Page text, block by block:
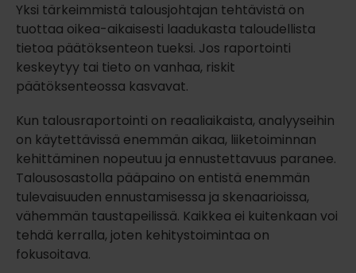
Yksi tärkeimmistä talousjohtajan tehtävistä on
tuottaa oikea-aikaisesti laadukasta taloudellista
tietoa päätöksenteon tueksi. Jos raportointi
keskeytyy tai tieto on vanhaa, riskit
päätöksenteossa kasvavat.
Kun talousraportointi on reaaliaikaista, analyyseihin
on käytettävissä enemmän aikaa, liiketoiminnan
kehittäminen nopeutuu ja ennustettavuus paranee.
Talousosastolla pääpaino on entistä enemmän
tulevaisuuden ennustamisessa ja skenaarioissa,
vähemmän taustapeilissä. Kaikkea ei kuitenkaan voi
tehdä kerralla, joten kehitystoimintaa on
fokusoitava.